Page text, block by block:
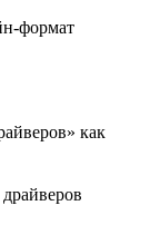
формат
как